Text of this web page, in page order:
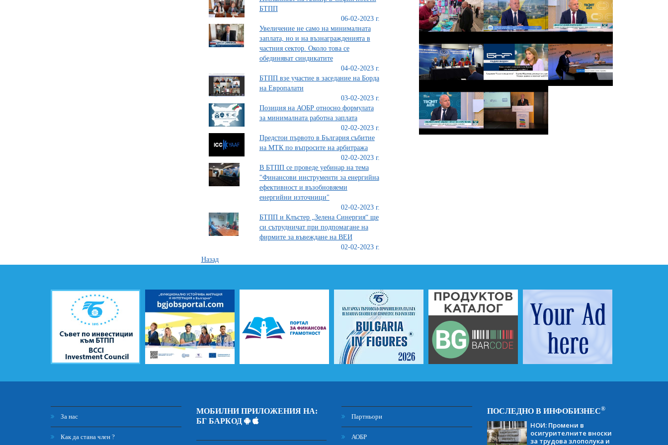
БТПП
06-02-2023 г.
Увеличение не само на минималната
заплата, но и на възнагражденията в
частния сектор. Около това се
обединяват синдикатите
04-02-2023 г.
БТПП взе участие в заседание на Борда
на Европалати
03-02-2023 г.
Позиция на АОБР относно формулата
за минималната работна заплата
02-02-2023 г.
Предстои първото в България събитие
на МТК по въпросите на арбитража
02-02-2023 г.
В БТПП се проведе уебинар на тема
"Финансови инструменти за енергийна
ефективност и възобновяеми
енергийни източници"
02-02-2023 г.
БТПП и Клъстер „Зелена Синергия“ ще
си сътрудничат при подпомагане на
фирмите за въвеждане на ВЕИ
02-02-2023 г.
Назад
За нас
Как да стана член ?
МОБИЛНИ ПРИЛОЖЕНИЯ НА:
БГ БАРКОД
Партньори
АОБР
ПОСЛЕДНО В ИНФОБИЗНЕС®
НОИ: Промени в
осигурителните вноски
за трудова злополука и